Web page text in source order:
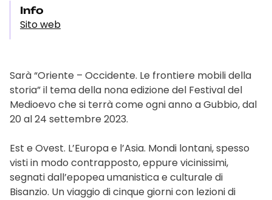
Info
Sito web
Sarà “Oriente – Occidente. Le frontiere mobili della
storia” il tema della nona edizione del Festival del
Medioevo che si terrà come ogni anno a Gubbio, dal
20 al 24 settembre 2023.
Est e Ovest. L’Europa e l’Asia. Mondi lontani, spesso
visti in modo contrapposto, eppure vicinissimi,
segnati dall’epopea umanistica e culturale di
Bisanzio. Un viaggio di cinque giorni con lezioni di